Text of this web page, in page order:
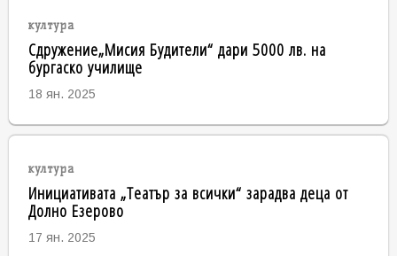
култура
Сдружение„Мисия Будители“ дари 5000 лв. на
бургаско училище
18 ян. 2025
култура
Инициативата „Театър за всички“ зарадва деца от
Долно Езерово
17 ян. 2025